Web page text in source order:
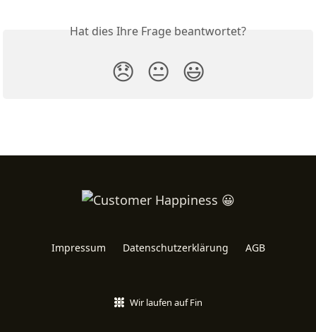
Hat dies Ihre Frage beantwortet?
😞 😐 😃
Impressum Datenschutzerklärung AGB
Wir laufen auf Fin